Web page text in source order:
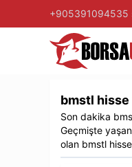
+905391094535
bmstl
Son dakika
Geçmişte
olan bmstl